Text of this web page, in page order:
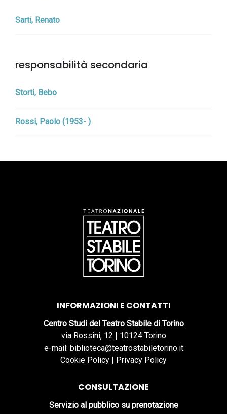
Sarti, Renato
responsabilità secondaria
Storti, Bebo
Rossi, Paolo (1953- )
INFORMAZIONI E CONTATTI
Centro Studi del Teatro Stabile di Torino
via Rossini, 12 | 10124 Torino
e-mail: biblioteca@teatrostabiletorino.it
Cookie Policy | Privacy Policy
CONSULTAZIONE
Servizio al pubblico su prenotazione